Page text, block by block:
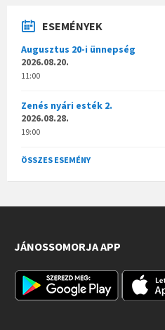
ESEMÉNYEK
Augusztus 20-i ünnepség
2026.08.20.
11:00
Zenés nyári esték 2.
2026.08.28.
19:00
ÖSSZES ESEMÉNY
JÁNOSSOMORJA APP